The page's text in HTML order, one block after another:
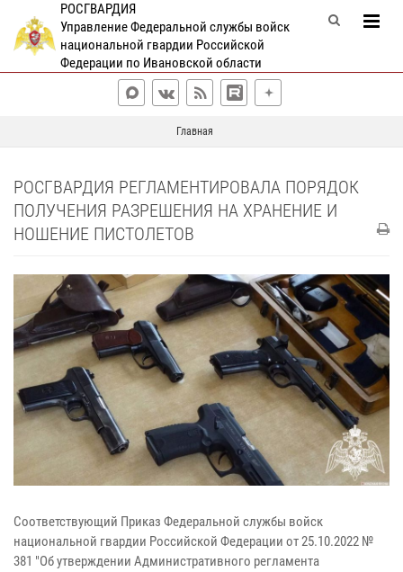
РОСГВАРДИЯ
Управление Федеральной службы войск
национальной гвардии Российской
Федерации по Ивановской области
Главная
РОСГВАРДИЯ РЕГЛАМЕНТИРОВАЛА ПОРЯДОК
ПОЛУЧЕНИЯ РАЗРЕШЕНИЯ НА ХРАНЕНИЕ И
НОШЕНИЕ ПИСТОЛЕТОВ
Соответствующий Приказ Федеральной службы войск
национальной гвардии Российской Федерации от 25.10.2022 №
381 "Об утверждении Административного регламента